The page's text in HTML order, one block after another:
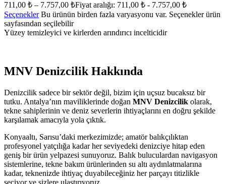
711,00 ₺ – 7.757,00 ₺Fiyat aralığı: 711,00 ₺ - 7.757,00 ₺
Seçenekler Bu ürünün birden fazla varyasyonu var. Seçenekler ürün
sayfasından seçilebilir
Yüzey temizleyici ve kirlerden arındırıcı incelticidir
MNV Denizcilik Hakkında
Denizcilik sadece bir sektör değil, bizim için uçsuz bucaksız bir
tutku. Antalya’nın maviliklerinde doğan MNV Denizcilik olarak,
tekne sahiplerinin ve deniz severlerin ihtiyaçlarını en doğru şekilde
karşılamak amacıyla yola çıktık.
Konyaaltı, Sarısu’daki merkezimizde; amatör balıkçılıktan
profesyonel yatçılığa kadar her seviyedeki denizciye hitap eden
geniş bir ürün yelpazesi sunuyoruz. Balık buluculardan navigasyon
sistemlerine, tekne bakım ürünlerinden su altı aydınlatmalarına
kadar, teknenizde ihtiyaç duyabileceğiniz her parçayı titizlikle
seçiyor ve sizlere ulaştırıyoruz.